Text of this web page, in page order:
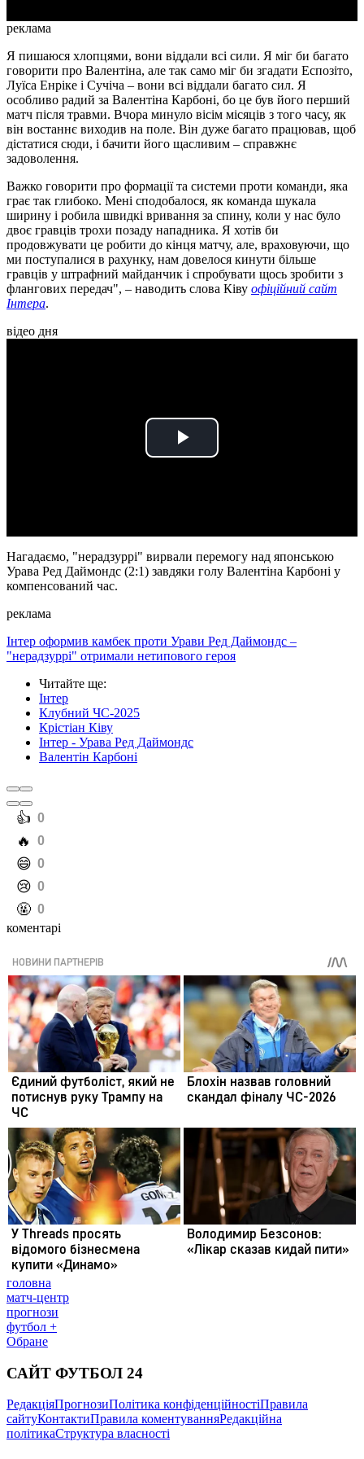
реклама
Я пишаюся хлопцями, вони віддали всі сили. Я міг би багато
говорити про Валентіна, але так само міг би згадати Еспозіто,
Луїса Енріке і Сучіча – вони всі віддали багато сил. Я
особливо радий за Валентіна Карбоні, бо це був його перший
матч після травми. Вчора минуло вісім місяців з того часу, як
він востаннє виходив на поле. Він дуже багато працював, щоб
дістатися сюди, і бачити його щасливим – справжнє
задоволення.
Важко говорити про формації та системи проти команди, яка
грає так глибоко. Мені сподобалося, як команда шукала
ширину і робила швидкі вривання за спину, коли у нас було
двоє гравців трохи позаду нападника. Я хотів би
продовжувати це робити до кінця матчу, але, враховуючи, що
ми поступалися в рахунку, нам довелося кинути більше
гравців у штрафний майданчик і спробувати щось зробити з
флангових передач", – наводить слова Ківу офіційний сайт
Інтера.
відео дня
Play
Нагадаємо, "нерадзуррі" вирвали перемогу над японською
Урава Ред Даймондс (2:1) завдяки голу Валентіна Карбоні у
компенсований час.
реклама
Інтер оформив камбек проти Урави Ред Даймондс –
"нерадзуррі" отримали нетипового героя
Читайте ще:
Інтер
Клубний ЧС-2025
Крістіан Ківу
Інтер - Урава Ред Даймондс
Валентін Карбоні
️👍 0
️🔥 0
️😄 0
️😢 0
️🤬 0
коментарі
головна
матч-центр
прогнози
футбол +
Обране
САЙТ ФУТБОЛ 24
РедакціяПрогнозиПолітика конфіденційностіПравила
сайтуКонтактиПравила коментуванняРедакційна
політикаСтруктура власності